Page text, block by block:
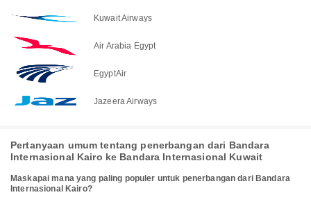
Kuwait Airways
Air Arabia Egypt
EgyptAir
Jazeera Airways
Pertanyaan umum tentang penerbangan dari Bandara
Internasional Kairo ke Bandara Internasional Kuwait
Maskapai mana yang paling populer untuk penerbangan dari Bandara
Internasional Kairo?